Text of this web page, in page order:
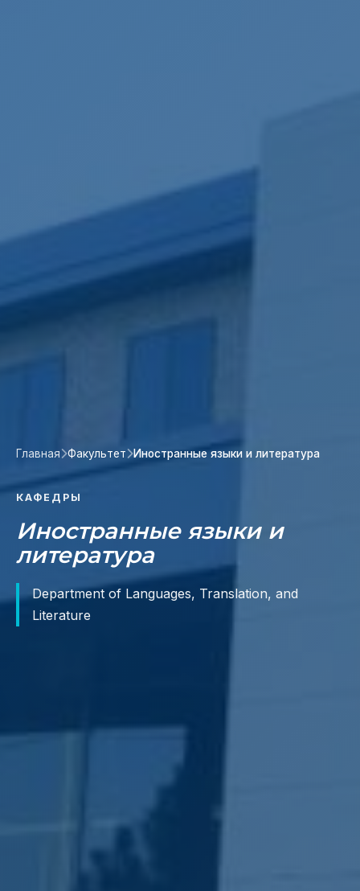
Главная Факультет Иностранные языки и литература
КАФЕДРЫ
Иностранные языки и
литература
Department of Languages, Translation, and
Literature